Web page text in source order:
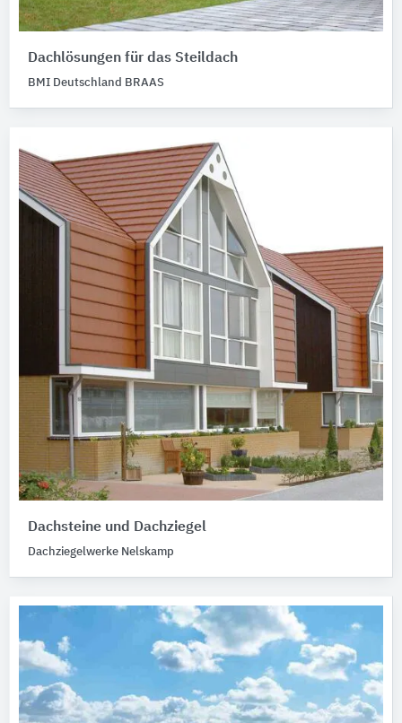
Dachlösungen für das Steildach
BMI Deutschland BRAAS
Dachsteine und Dachziegel
Dachziegelwerke Nelskamp